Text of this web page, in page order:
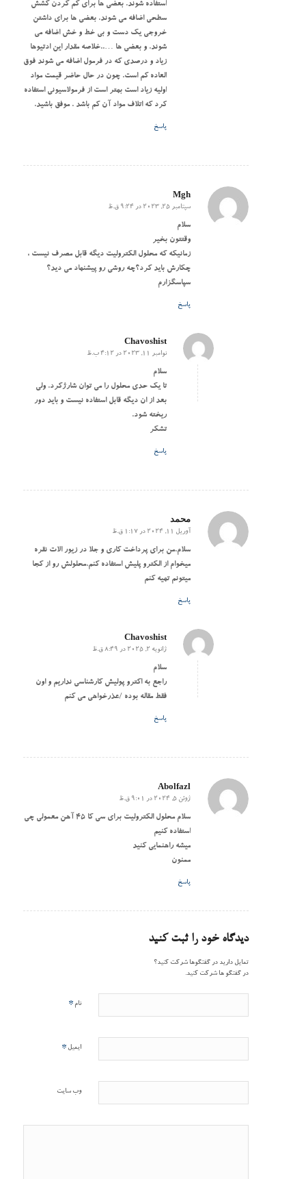
استفاده شوند. بعضی ها برای کم کردن کشش
سطحی اضافه می شوند. بعضی ها برای داشتن
خروجی یک دست و بی خط و خش اضافه می
شوند. و بعضی ها …..خلاصه مقدار این ادتیوها
زیاد و درصدی که در فرمول اضافه می شوند فوق
العاده کم است. چون در حال حاضر قیمت مواد
اولیه زیاد است بهتر است از فرمولاسیونی استفاده
کرد که اتلاف مواد آن کم باشد . موفق باشید.
پاسخ
Mgh
گفته:
سپتامبر 25, 2023 در 9:24 ق.ظ
سلام
وقتتون بخیر
زمانیکه که محلول الکترولیت دیگه قابل مصرف نیست ،
چکارش باید کرد؟چه روشی رو پیشنهاد می دید؟
سپاسگزارم
پاسخ
Chavoshist
گفته:نوامبر 11, 2023 در 4:12 ب.ظ
سلام
تا یک حدی محلول را می توان شارژکرد. ولی
بعد از ان دیگه قابل استفاده نیست و باید دور
ریخته شود.
تشکر
پاسخ
محمد
گفته:
آوریل 11, 2024 در 1:17 ق.ظ
سلام.من برای پرداخت کاری و جلا در زیور الات نقره
میخوام از الکترو پلیش استفاده کنم.محلولش رو از کجا
میتونم تهیه کنم
پاسخ
Chavoshist
گفته:ژانویه 2, 2025 در 8:49 ق.ظ
سلام
راجع به اکترو پولیش کارشناسی نداریم و اون
فقط مقاله بوده /عذرخواهی می کنم
پاسخ
Abolfazl
گفته:ژوئن 5, 2024 در 9:01 ق.ظ
سلام محلول الکترولیت برای سی کا ۴۵ آهن معمولی چی
استفاده کنیم
میشه راهنمایی کنید
ممنون
پاسخ
دیدگاه خود را ثبت کنید
تمایل دارید در گفتگوها شرکت کنید؟
در گفتگو ها شرکت کنید.
نام *
ایمیل *
وب‌ سایت